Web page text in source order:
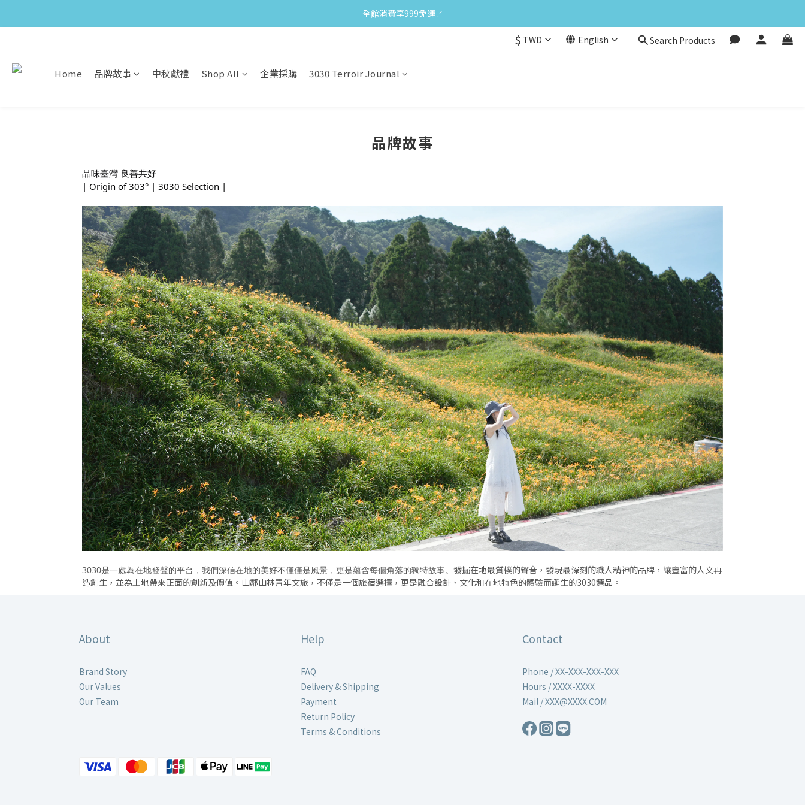
全館消費享999免運 ‪‪.ᐟ
$ TWD English Search Products
Home 品牌故事 中秋獻禮 Shop All 企業採購 3030 Terroir Journal
品牌故事
品味臺灣 良善共好
| Origin of 303° | 3030 Selection |
3030是一處為在地發聲的平台，我們深信在地的美好不僅僅是風景，更是蘊含每個角落的獨特故事。 發掘在地最質樸的聲音，發現最深刻的職人精神的品牌，讓豐富的人文再
造創生，並為土地帶來正面的創新及價值。 山鄰山林青年文旅，不僅是一個旅宿選擇，更是融合設計、文化和在地特色的體驗而誕生的3030選品。
About
Brand Story
Our Values
Our Team
Help
FAQ
Delivery & Shipping
Payment
Return Policy
Terms & Conditions
Contact
Phone / XX-XXX-XXX-XXX
Hours / XXXX-XXXX
Mail / XXX@XXXX.COM